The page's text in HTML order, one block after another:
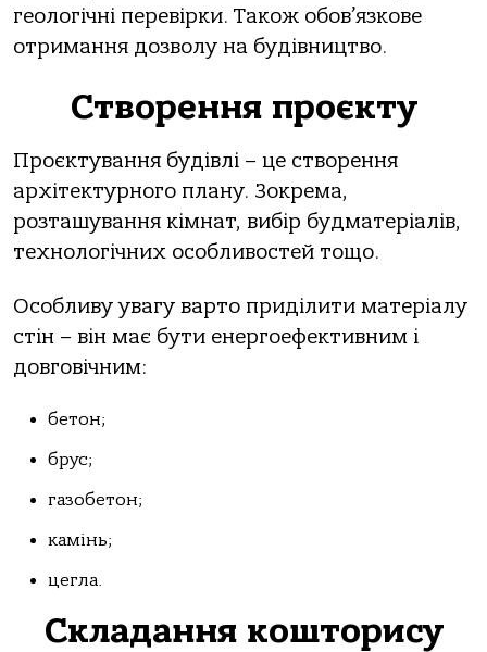
геологічні перевірки. Також обов’язкове
отримання дозволу на будівництво.
Створення проєкту
Проєктування будівлі – це створення
архітектурного плану. Зокрема,
розташування кімнат, вибір будматеріалів,
технологічних особливостей тощо.
Особливу увагу варто приділити матеріалу
стін – він має бути енергоефективним і
довговічним:
бетон;
брус;
газобетон;
камінь;
цегла.
Складання кошторису